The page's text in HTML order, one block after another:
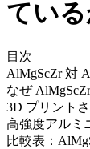
ている
目次
AlMgScZr 対
なぜ
3D プリント
高強度アルミ
比較表：